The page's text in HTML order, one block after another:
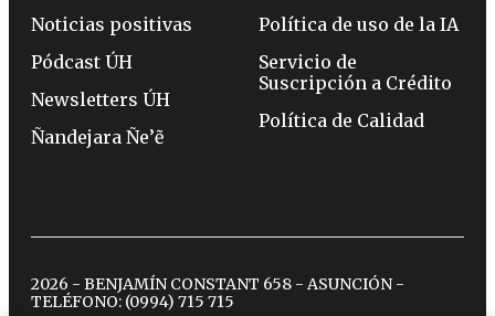
Noticias positivas
Pódcast ÚH
Newsletters ÚH
Ñandejara Ñe’ẽ
Política de uso de la IA
Servicio de
Suscripción a Crédito
Política de Calidad
2026 - BENJAMÍN CONSTANT 658 - ASUNCIÓN -
TELÉFONO: (0994) 715 715